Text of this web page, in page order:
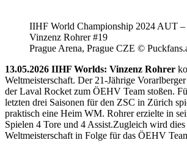
IIHF World Championship 2024 AUT –
Vinzenz Rohrer #19
Prague Arena, Prague CZE ©
13.05.2026 IIHF Worlds: Vinzenz Rohrer
Weltmeisterschaft. Der 21-Jährige
der Laval Rocket zum ÖEHV Team stoßen.
letzten drei Saisonen für den ZSC in Zürich
praktisch eine Heim WM. Rohrer erzielte in
Spielen 4 Tore und 4 Assist.Zugleich wird dies
Weltmeisterschaft in Folge für das ÖEHV